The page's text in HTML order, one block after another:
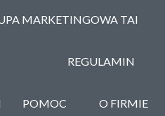
MARKETINGOWA TAI
REGULAMIN
POMOC O FIRMIE